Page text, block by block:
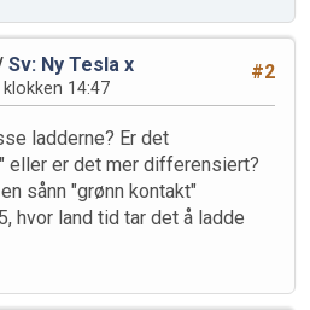
#2
Sv: Ny Tesla x
14:47
ladderne? Er det
eller er det mer differensiert?
sånn "grønn kontakt"
hvor land tid tar det å ladde